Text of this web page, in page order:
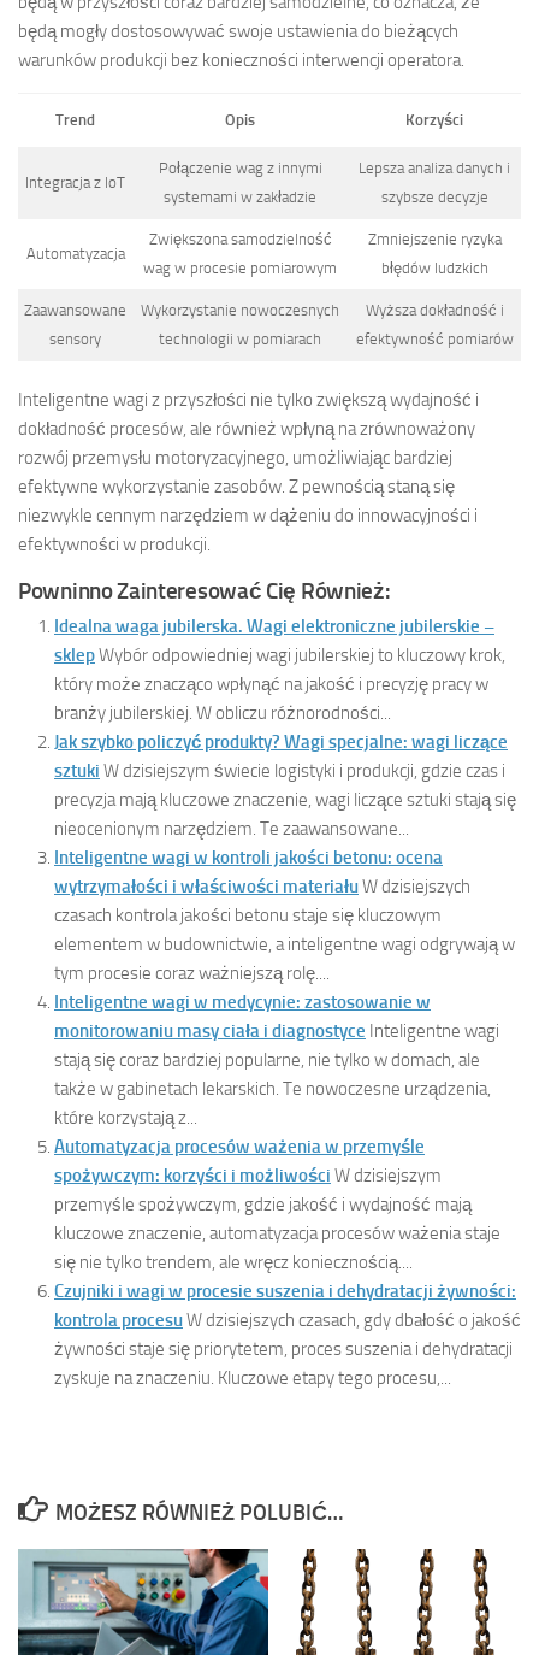
będą mogły dostosowywać swoje ustawienia do bieżących
warunków produkcji bez konieczności interwencji operatora.
Trend Opis Korzyści
Integracja z IoT
Połączenie wag z innymi
systemami w zakładzie
Lepsza analiza danych i
szybsze decyzje
Automatyzacja
Zwiększona samodzielność
wag w procesie pomiarowym
Zmniejszenie ryzyka
błędów ludzkich
Zaawansowane
sensory
Wykorzystanie nowoczesnych
technologii w pomiarach
Wyższa dokładność i
efektywność pomiarów
Inteligentne wagi z przyszłości nie tylko zwiększą wydajność i
dokładność procesów, ale również wpłyną na zrównoważony
rozwój przemysłu motoryzacyjnego, umożliwiając bardziej
efektywne wykorzystanie zasobów. Z pewnością staną się
niezwykle cennym narzędziem w dążeniu do innowacyjności i
efektywności w produkcji.
Powninno Zainteresować Cię Również:
Idealna waga jubilerska. Wagi elektroniczne jubilerskie –
sklepWybór odpowiedniej wagi jubilerskiej to kluczowy krok,
który może znacząco wpłynąć na jakość i precyzję pracy w
branży jubilerskiej. W obliczu różnorodności...
Jak szybko policzyć produkty? Wagi specjalne: wagi liczące
sztuki W dzisiejszym świecie logistyki i produkcji, gdzie czas i
precyzja mają kluczowe znaczenie, wagi liczące sztuki stają się
nieocenionym narzędziem. Te zaawansowane...
Inteligentne wagi w kontroli jakości betonu: ocena
wytrzymałości i właściwości materiałuW dzisiejszych
czasach kontrola jakości betonu staje się kluczowym
elementem w budownictwie, a inteligentne wagi odgrywają w
tym procesie coraz ważniejszą rolę....
Inteligentne wagi w medycynie: zastosowanie w
monitorowaniu masy ciała i diagnostyce Inteligentne wagi
stają się coraz bardziej popularne, nie tylko w domach, ale
także w gabinetach lekarskich. Te nowoczesne urządzenia,
które korzystają z...
Automatyzacja procesów ważenia w przemyśle
spożywczym: korzyści i możliwości W dzisiejszym
przemyśle spożywczym, gdzie jakość i wydajność mają
kluczowe znaczenie, automatyzacja procesów ważenia staje
się nie tylko trendem, ale wręcz koniecznością....
Czujniki i wagi w procesie suszenia i dehydratacji żywności:
kontrola procesuW dzisiejszych czasach, gdy dbałość o jakość
żywności staje się priorytetem, proces suszenia i dehydratacji
zyskuje na znaczeniu. Kluczowe etapy tego procesu,...
MOŻESZ RÓWNIEŻ POLUBIĆ…